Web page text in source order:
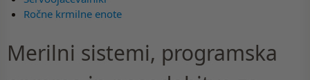
Ročne krmilne enote
Merilni sistemi, programska